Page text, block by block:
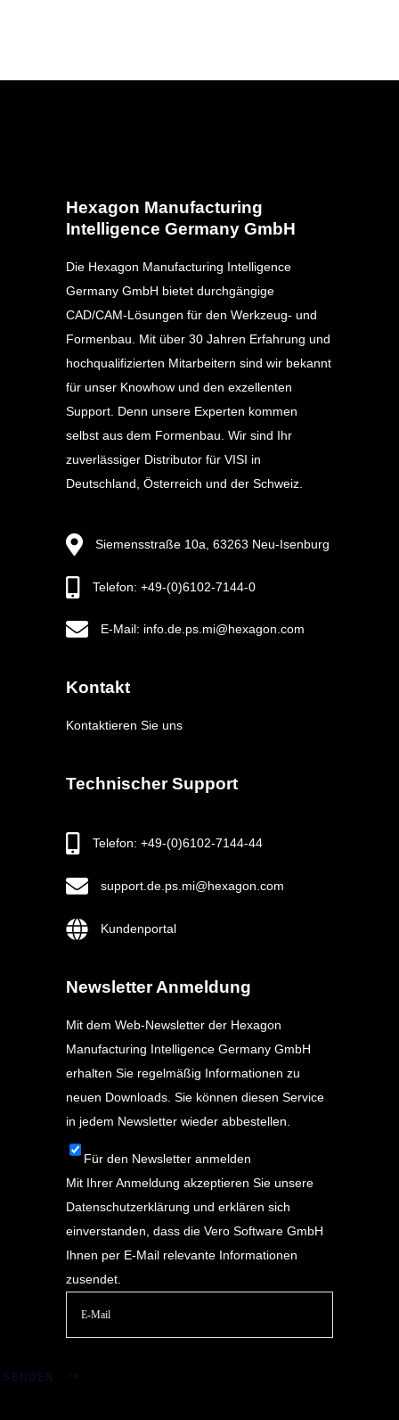
Hexagon Manufacturing
Intelligence Germany GmbH
Die Hexagon Manufacturing Intelligence
Germany GmbH bietet durchgängige
CAD/CAM-Lösungen für den Werkzeug- und
Formenbau. Mit über 30 Jahren Erfahrung und
hochqualifizierten Mitarbeitern sind wir bekannt
für unser Knowhow und den exzellenten
Support. Denn unsere Experten kommen
selbst aus dem Formenbau. Wir sind Ihr
zuverlässiger Distributor für VISI in
Deutschland, Österreich und der Schweiz.
Siemensstraße 10a, 63263 Neu-Isenburg
Telefon: +49-(0)6102-7144-0
E-Mail: info.de.ps.mi@hexagon.com
Kontakt
Kontaktieren Sie uns
Technischer Support
Telefon: +49-(0)6102-7144-44
support.de.ps.mi@hexagon.com
Kundenportal
Newsletter Anmeldung
Mit dem Web-Newsletter der Hexagon
Manufacturing Intelligence Germany GmbH
erhalten Sie regelmäßig Informationen zu
neuen Downloads. Sie können diesen Service
in jedem Newsletter wieder abbestellen.
Für den Newsletter anmelden
Mit Ihrer Anmeldung akzeptieren Sie unsere
Datenschutzerklärung und erklären sich
einverstanden, dass die Vero Software GmbH
Ihnen per E-Mail relevante Informationen
zusendet.
lasse
SENDEN